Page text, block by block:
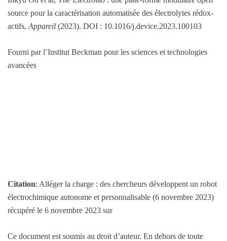
source pour la caractérisation automatisée des électrolytes rédox-
actifs, Appareil (2023). DOI : 10.1016/j.device.2023.100103
Fourni par l’Institut Beckman pour les sciences et technologies
avancées
Citation: Alléger la charge : des chercheurs développent un robot
électrochimique autonome et personnalisable (6 novembre 2023)
récupéré le 6 novembre 2023 sur
Ce document est soumis au droit d’auteur. En dehors de toute